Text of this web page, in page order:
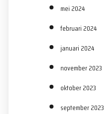
mei 2024
februari 2024
januari 2024
november 2023
oktober 2023
september 2023